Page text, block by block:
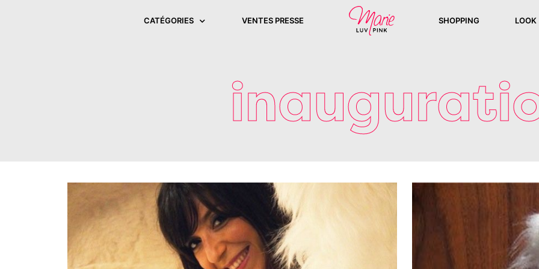
CATÉGORIES VENTES PRESSE SHOPPING LOOK